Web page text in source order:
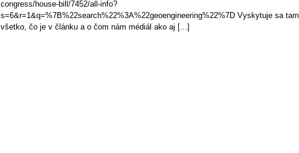
congress/house-bill/7452/all-info?
s=6&r=1&q=%7B%22search%22%3A%22geoengineering%22%7D Vyskytuje sa tam
všetko, čo je v článku a o čom nám médiál ako aj [...]